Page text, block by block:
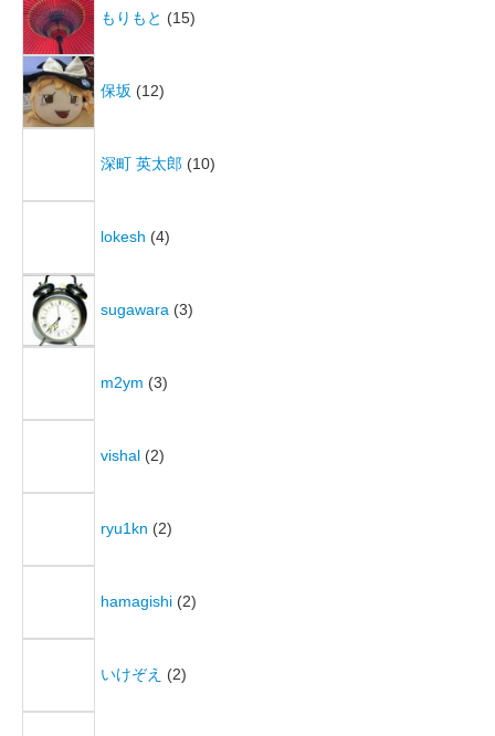
もりもと (15)
保坂 (12)
深町 英太郎 (10)
lokesh (4)
sugawara (3)
m2ym (3)
vishal (2)
ryu1kn (2)
hamagishi (2)
いけぞえ (2)